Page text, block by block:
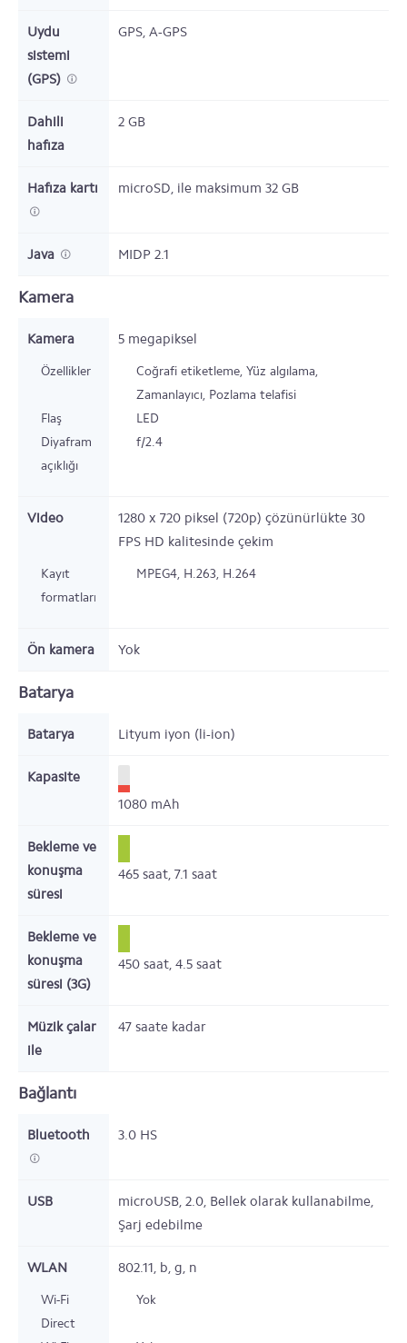
Uydu
sistemi
(GPS)
GPS, A-GPS
Dahili
hafıza
2 GB
Hafıza kartı microSD, ile maksimum 32 GB
Java MIDP 2.1
Kamera
Kamera 5 megapiksel
Özellikler
Coğrafi etiketleme, Yüz algılama,
Zamanlayıcı, Pozlama telafisi
Flaş
LED
Diyafram
açıklığı
f/2.4
Video
1280 x 720 piksel (720p) çözünürlükte 30
FPS HD kalitesinde çekim
Kayıt
formatları
MPEG4, H.263, H.264
Ön kamera Yok
Batarya
Batarya Lityum iyon (li-ion)
Kapasite
1080 mAh
Bekleme ve
konuşma
süresi
465 saat, 7.1 saat
Bekleme ve
konuşma
süresi (3G)
450 saat, 4.5 saat
Müzik çalar
ile
47 saate kadar
Bağlantı
Bluetooth 3.0 HS
USB
microUSB, 2.0, Bellek olarak kullanabilme,
Şarj edebilme
WLAN 802.11, b, g, n
Wi-Fi
Direct
Yok